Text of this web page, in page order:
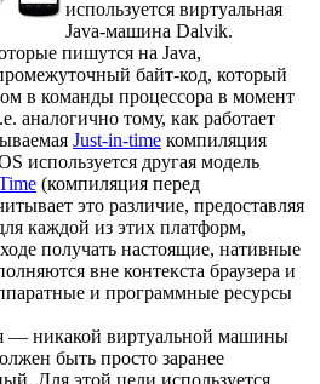
используется виртуальная
Java-машина Dalvik.
пишутся на Java,
байт-код, который
в команды процессора в момент
аналогично тому, как работает
Just-in-time компиляция
используется другая модель
(компиляция перед
это различие, предоставляя
каждой из этих платформ,
получать настоящие, нативные
вне контекста браузера и
и программные ресурсы
— никакой виртуальной машины
быть просто заранее
Для этой цели используется